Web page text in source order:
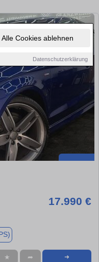
Alle Cookies ablehnen
Datenschutzerklärung
17.990 €
★ ➦ ➜